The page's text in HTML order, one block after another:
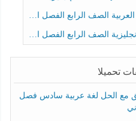
الصف الرابع الفصل الثالث
الصف الرابع الفصل الثالث
تحميلا
مع الحل لغة عربية سادس فصل